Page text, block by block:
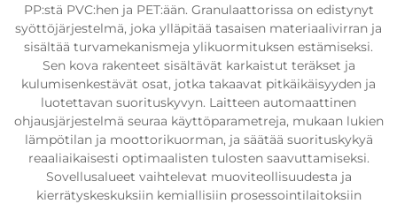
PP:stä PVC:hen ja PET:ään. Granulaattorissa on edistynyt
syöttöjärjestelmä, joka ylläpitää tasaisen materiaalivirran ja
sisältää turvamekanismeja ylikuormituksen estämiseksi.
Sen kova rakenteet sisältävät karkaistut teräkset ja
kulumisenkestävät osat, jotka takaavat pitkäikäisyyden ja
luotettavan suorituskyvyn. Laitteen automaattinen
ohjausjärjestelmä seuraa käyttöparametreja, mukaan lukien
lämpötilan ja moottorikuorman, ja säätää suorituskykyä
reaaliaikaisesti optimaalisten tulosten saavuttamiseksi.
Sovellusalueet vaihtelevat muoviteollisuudesta ja
kierrätyskeskuksiin kemiallisiin prosessointilaitoksiin